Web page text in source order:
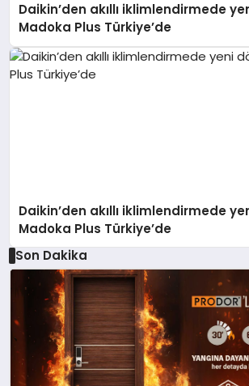
Daikin’den akıllı iklimlendirmede
Madoka Plus Türkiye’de
Daikin’den akıllı iklimlendirmede
Madoka Plus Türkiye’de
Son Dakika